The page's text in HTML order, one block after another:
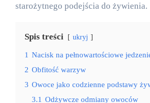
starożytnego podejścia do żywienia.
Spis treści ukryj
1 Nacisk na pełnowartościowe
2 Obfitość warzyw
3 Owoce jako codzienne podstawy
3.1 Odżywcze odmiany owoców